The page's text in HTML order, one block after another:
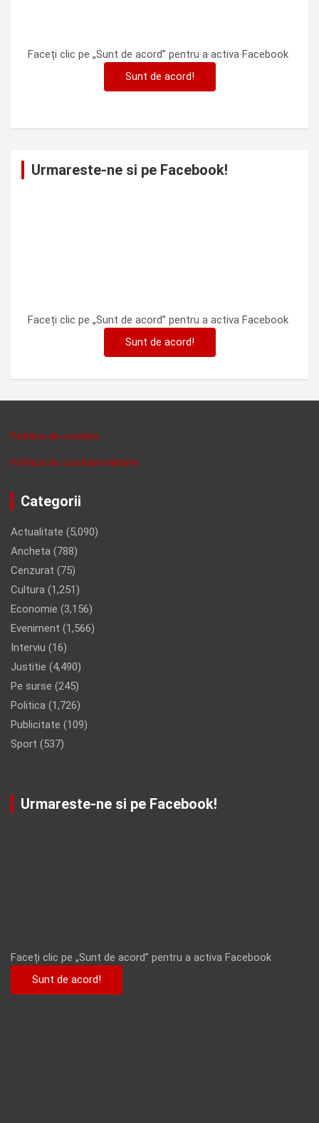
Faceți clic pe „Sunt de acord” pentru a activa Facebook
Sunt de acord!
Urmareste-ne si pe Facebook!
Faceți clic pe „Sunt de acord” pentru a activa Facebook
Sunt de acord!
Politica de cookies
Politica de confidentalitate
Categorii
Actualitate (5,090)
Ancheta (788)
Cenzurat (75)
Cultura (1,251)
Economie (3,156)
Eveniment (1,566)
Interviu (16)
Justitie (4,490)
Pe surse (245)
Politica (1,726)
Publicitate (109)
Sport (537)
Urmareste-ne si pe Facebook!
Faceți clic pe „Sunt de acord” pentru a activa Facebook
Sunt de acord!